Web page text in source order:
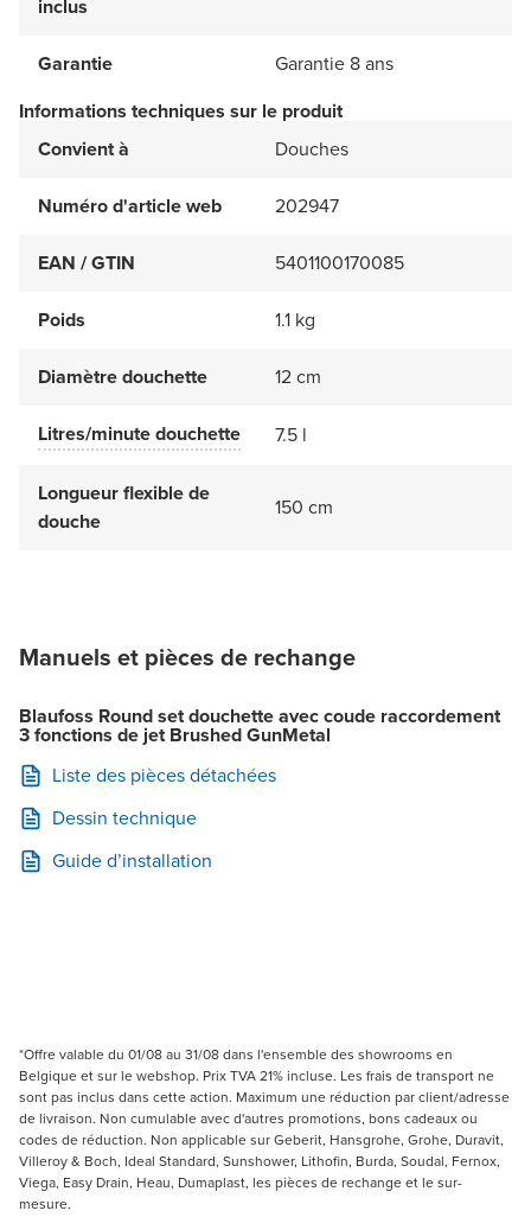
inclus
Garantie
Garantie 8 ans
Informations techniques sur le produit
Convient à
Douches
Numéro d'article web 202947
EAN / GTIN 5401100170085
Poids 1.1 kg
Diamètre douchette 12 cm
Litres/minute douchette 7.5 l
Longueur flexible de
douche
150 cm
Manuels et pièces de rechange
Blaufoss Round set douchette avec coude raccordement
3 fonctions de jet Brushed GunMetal
Liste des pièces détachées
Dessin technique
Guide d’installation
*Offre valable du 01/08 au 31/08 dans l'ensemble des showrooms en
Belgique et sur le webshop. Prix TVA 21% incluse. Les frais de transport ne
sont pas inclus dans cette action. Maximum une réduction par client/adresse
de livraison. Non cumulable avec d'autres promotions, bons cadeaux ou
codes de réduction. Non applicable sur Geberit, Hansgrohe, Grohe, Duravit,
Villeroy & Boch, Ideal Standard, Sunshower, Lithofin, Burda, Soudal, Fernox,
Viega, Easy Drain, Heau, Dumaplast, les pièces de rechange et le sur-
mesure.